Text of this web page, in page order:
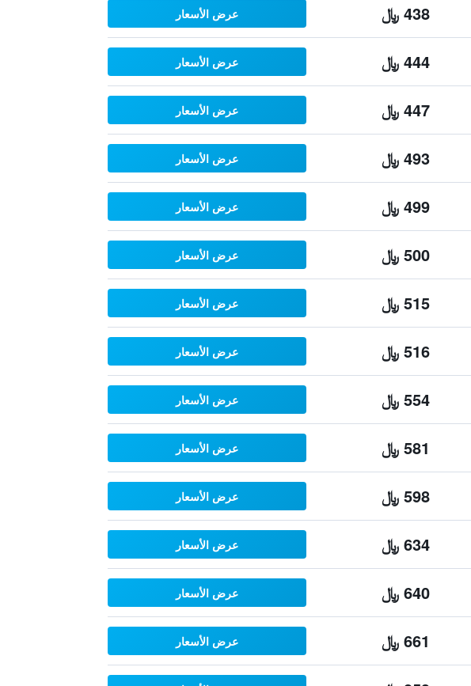
438 ﷼ عرض الأسعار
444 ﷼ عرض الأسعار
447 ﷼ عرض الأسعار
493 ﷼ عرض الأسعار
499 ﷼ عرض الأسعار
500 ﷼ عرض الأسعار
515 ﷼ عرض الأسعار
516 ﷼ عرض الأسعار
554 ﷼ عرض الأسعار
581 ﷼ عرض الأسعار
598 ﷼ عرض الأسعار
634 ﷼ عرض الأسعار
640 ﷼ عرض الأسعار
661 ﷼ عرض الأسعار